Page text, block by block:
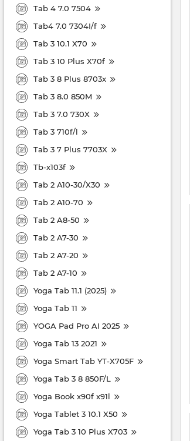
Tab 4 7.0 7504
Tab4 7.0 7304I/f
Tab 3 10.1 X70
Tab 3 10 Plus X70f
Tab 3 8 Plus 8703x
Tab 3 8.0 850M
Tab 3 7.0 730X
Tab 3 710f/l
Tab 3 7 Plus 7703X
Tb-x103f
Tab 2 A10-30/X30
Tab 2 A10-70
Tab 2 A8-50
Tab 2 A7-30
Tab 2 A7-20
Tab 2 A7-10
Yoga Tab 11.1 (2025)
Yoga Tab 11
YOGA Pad Pro AI 2025
Yoga Tab 13 2021
Yoga Smart Tab YT-X705F
Yoga Tab 3 8 850F/L
Yoga Book x90f x91l
Yoga Tablet 3 10.1 X50
Yoga Tab 3 10 Plus X703